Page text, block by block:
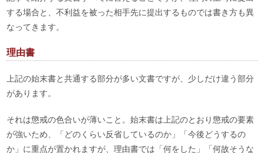
する場合と、不利益を被った相手先に提出するものでは書き方も異
なってきます。
理由書
上記の始末書と共通する部分が多い文書ですが、少しだけ違う部分
があります。
それは懲戒の色合いが薄いこと。始末書は上記のとおり懲戒の要素
が強いため、「どのくらい反省しているのか」「今後どうするの
か」に重点が置かれますが、理由書では「何をした」「何故そうな